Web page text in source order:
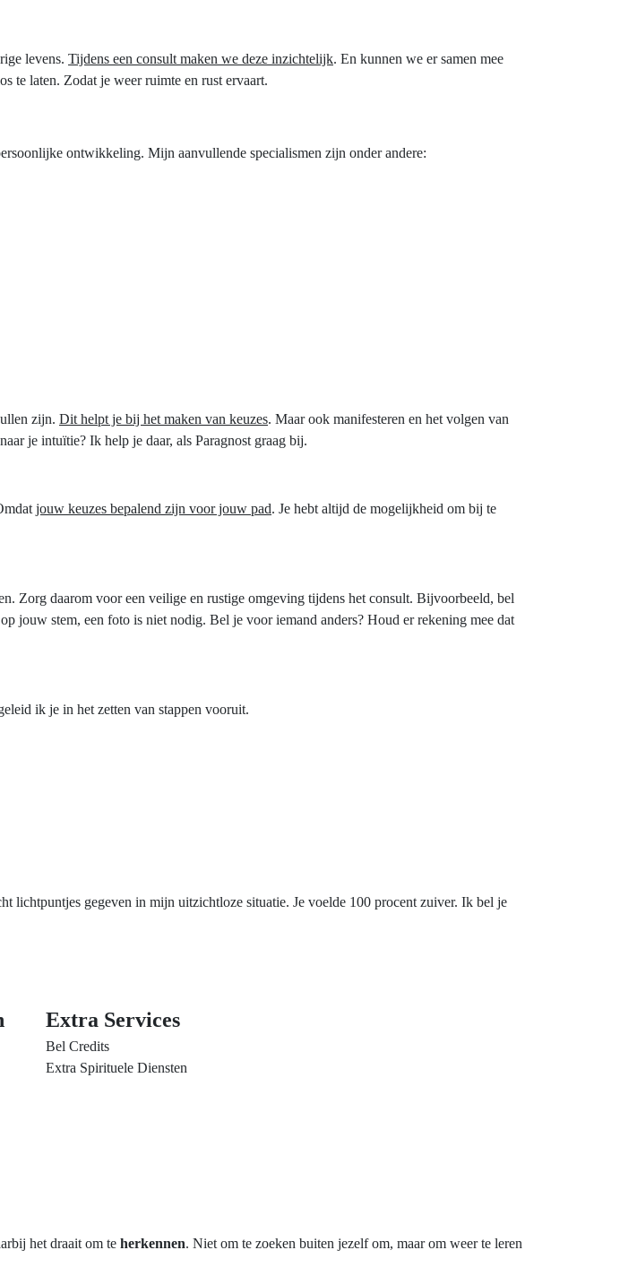
levens. Tijdens een consult maken we deze inzichtelijk. En kunnen we er samen mee
te laten. Zodat je weer ruimte en rust ervaart.
ontwikkeling. Mijn aanvullende specialismen zijn onder andere:
zijn. Dit helpt je bij het maken van keuzes. Maar ook manifesteren en het volgen van
je intuïtie? Ik help je daar, als Paragnost graag bij.
jouw keuzes bepalend zijn voor jouw pad. Je hebt altijd de mogelijkheid om bij te
Zorg daarom voor een veilige en rustige omgeving tijdens het consult. Bijvoorbeeld, bel
jouw stem, een foto is niet nodig. Bel je voor iemand anders? Houd er rekening mee dat
ik je in het zetten van stappen vooruit.
lichtpuntjes gegeven in mijn uitzichtloze situatie. Je voelde 100 procent zuiver. Ik bel je
Extra Services
Bel Credits
Extra Spirituele Diensten
het draait om te herkennen. Niet om te zoeken buiten jezelf om, maar om weer te leren